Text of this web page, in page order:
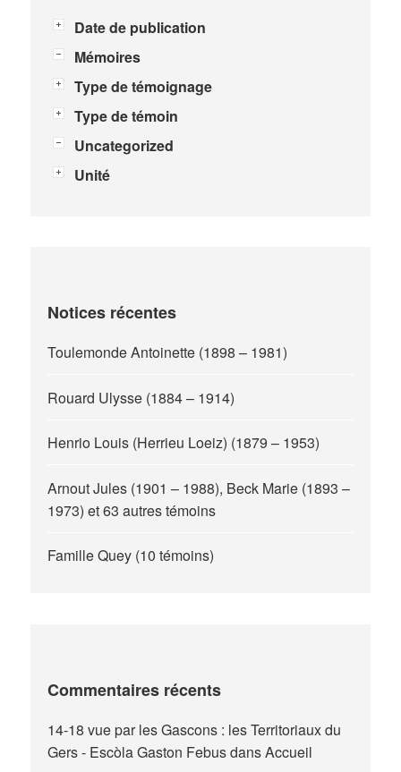
Date de publication
Mémoires
Type de témoignage
Type de témoin
Uncategorized
Unité
Notices récentes
Toulemonde Antoinette (1898 – 1981)
Rouard Ulysse (1884 – 1914)
Henrio Louis (Herrieu Loeiz) (1879 – 1953)
Arnout Jules (1901 – 1988), Beck Marie (1893 –
1973) et 63 autres témoins
Famille Quey (10 témoins)
Commentaires récents
14-18 vue par les Gascons : les Territoriaux du
Gers - Escòla Gaston FebusdansAccueil